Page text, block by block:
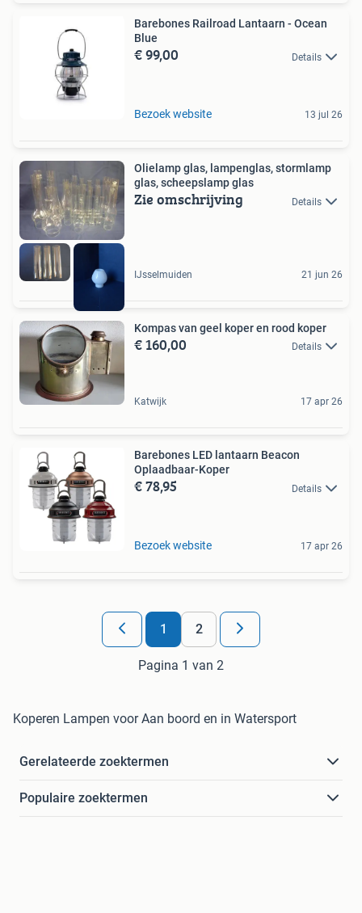
Barebones Railroad Lantaarn - Ocean
Blue
€ 99,00 Details
Bezoek website 13 jul 26
Olielamp glas, lampenglas, stormlamp
glas, scheepslamp glas
Zie omschrijving Details
IJsselmuiden 21 jun 26
Kompas van geel koper en rood koper
€ 160,00 Details
Katwijk 17 apr 26
Barebones LED lantaarn Beacon
Oplaadbaar-Koper
€ 78,95 Details
Bezoek website 17 apr 26
1 2
Pagina 1 van 2
Koperen Lampen voor Aan boord en in Watersport
Gerelateerde zoektermen
Populaire zoektermen